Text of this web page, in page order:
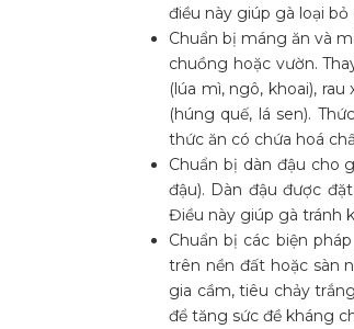
điều này giúp gà loại bỏ
Chuẩn bị máng ăn và
chuồng hoặc vườn.
(lúa mì, ngô, khoai),
(húng quế, lá sen).
thức ăn có chứa hoá
Chuẩn bị dàn đậu cho
đậu). Dàn đậu được
Điều này giúp gà tránh
Chuẩn bị các biện
trên nền đất hoặc sàn
gia cầm, tiêu chảy
để tăng sức đề kháng